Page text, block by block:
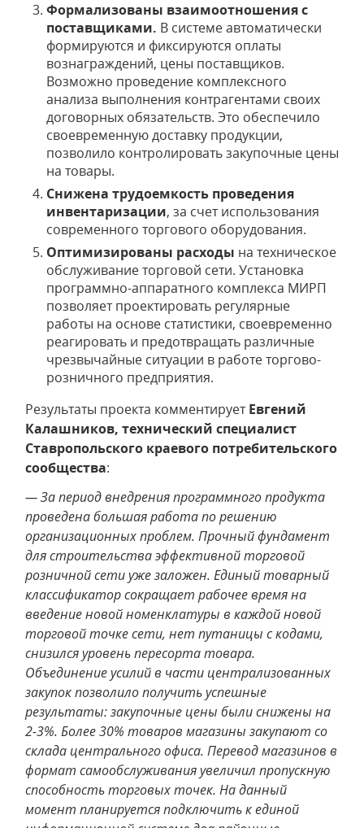
Формализованы взаимоотношения с
поставщиками. В системе автоматически
формируются и фиксируются оплаты
вознаграждений, цены поставщиков.
Возможно проведение комплексного
анализа выполнения контрагентами своих
договорных обязательств. Это обеспечило
своевременную доставку продукции,
позволило контролировать закупочные цены
на товары.
Снижена трудоемкость проведения
инвентаризации, за счет использования
современного торгового оборудования.
Оптимизированы расходы на техническое
обслуживание торговой сети. Установка
программно-аппаратного комплекса МИРП
позволяет проектировать регулярные
работы на основе статистики, своевременно
реагировать и предотвращать различные
чрезвычайные ситуации в работе торгово-
розничного предприятия.
Результаты проекта комментируетЕвгений
Калашников, технический специалист
Ставропольского краевого потребительского
сообщества:
— За период внедрения программного продукта
проведена большая работа по решению
организационных проблем. Прочный фундамент
для строительства эффективной торговой
розничной сети уже заложен. Единый товарный
классификатор сокращает рабочее время на
введение новой номенклатуры в каждой новой
торговой точке сети, нет путаницы с кодами,
снизился уровень пересорта товара.
Объединение усилий в части централизованных
закупок позволило получить успешные
результаты: закупочные цены были снижены на
2-3%. Более 30% товаров магазины закупают со
склада центрального офиса. Перевод магазинов в
формат самообслуживания увеличил пропускную
способность торговых точек. На данный
момент планируется подключить к единой